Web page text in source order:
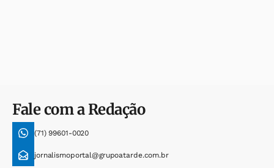
Fale com a Redação
(71) 99601-0020
jornalismoportal@grupoatarde.com.br